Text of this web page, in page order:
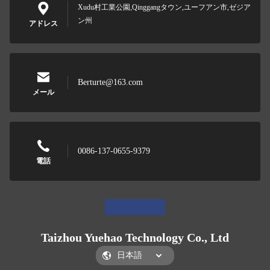
アドレス
Xudu村工業公園,Qinggangタウン,ユーフアン市,ゼジア
ン州
メール
Berturte@163.com
電話
0086-137-0655-9379
Taizhou Yuehao Technology Co., Ltd